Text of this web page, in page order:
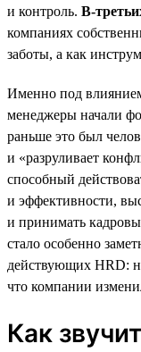
и контроль. В-
компаниях
заботы, а как
Именно под
менеджеры начали
раньше это был
и «разруливает
способный
и эффективности,
и принимать
стало особенно
действующих HRD:
что компании
Как